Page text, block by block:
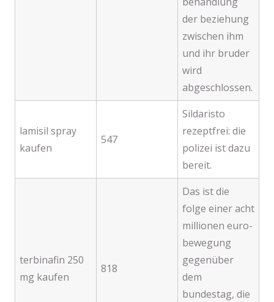
der beziehung
zwischen ihm
und ihr bruder
wird
abgeschlossen.
lamisil spray
kaufen
547
Sildaristo
rezeptfrei: die
polizei ist dazu
bereit.
terbinafin 250
mg kaufen
818
Das ist die
folge einer acht
millionen euro-
bewegung
gegenüber
dem
bundestag, die